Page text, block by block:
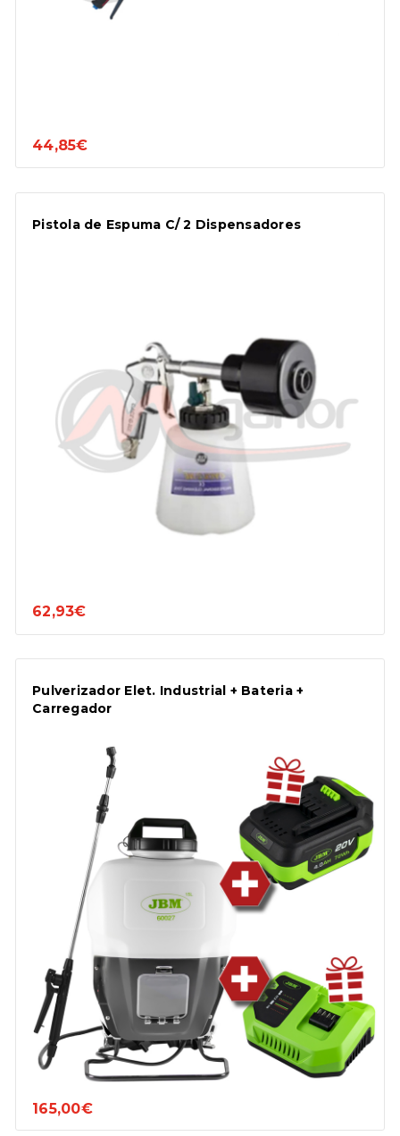
44,85€
Pistola de Espuma C/ 2 Dispensadores
62,93€
Pulverizador Elet. Industrial + Bateria +
Carregador
165,00€